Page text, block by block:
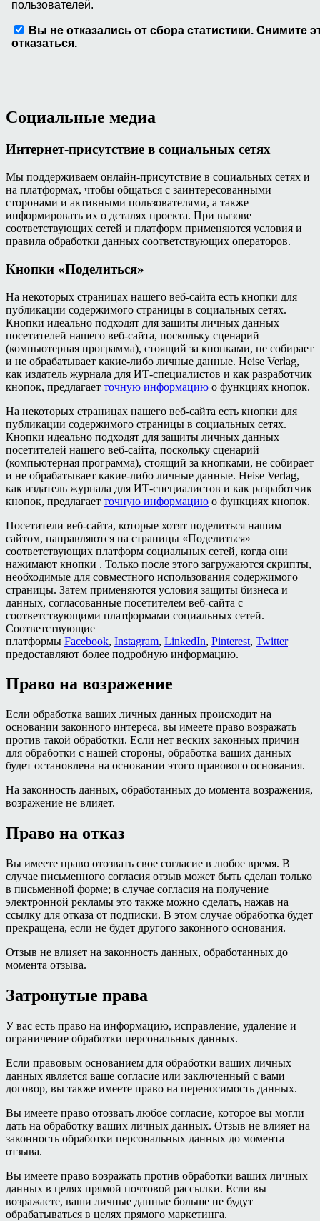
Социальные медиа
Интернет-присутствие в социальных сетях
Мы поддерживаем онлайн-присутствие в социальных сетях и
на платформах, чтобы общаться с заинтересованными
сторонами и активными пользователями, а также
информировать их о деталях проекта. При вызове
соответствующих сетей и платформ применяются условия и
правила обработки данных соответствующих операторов.
Кнопки «Поделиться»
На некоторых страницах нашего веб-сайта есть кнопки для
публикации содержимого страницы в социальных сетях.
Кнопки идеально подходят для защиты личных данных
посетителей нашего веб-сайта, поскольку сценарий
(компьютерная программа), стоящий за кнопками, не собирает
и не обрабатывает какие-либо личные данные. Heise Verlag,
как издатель журнала для ИТ-специалистов и как разработчик
кнопок, предлагает точную информацию о функциях кнопок.
На некоторых страницах нашего веб-сайта есть кнопки для
публикации содержимого страницы в социальных сетях.
Кнопки идеально подходят для защиты личных данных
посетителей нашего веб-сайта, поскольку сценарий
(компьютерная программа), стоящий за кнопками, не собирает
и не обрабатывает какие-либо личные данные. Heise Verlag,
как издатель журнала для ИТ-специалистов и как разработчик
кнопок, предлагает точную информацию о функциях кнопок.
Посетители веб-сайта, которые хотят поделиться нашим
сайтом, направляются на страницы «Поделиться»
соответствующих платформ социальных сетей, когда они
нажимают кнопки . Только после этого загружаются скрипты,
необходимые для совместного использования содержимого
страницы. Затем применяются условия защиты бизнеса и
данных, согласованные посетителем веб-сайта с
соответствующими платформами социальных сетей.
Соответствующие
платформы Facebook, Instagram, LinkedIn, Pinterest, Twitter
предоставляют более подробную информацию.
Право на возражение
Если обработка ваших личных данных происходит на
основании законного интереса, вы имеете право возражать
против такой обработки. Если нет веских законных причин
для обработки с нашей стороны, обработка ваших данных
будет остановлена ​​на основании этого правового основания.
На законность данных, обработанных до момента возражения,
возражение не влияет.
Право на отказ
Вы имеете право отозвать свое согласие в любое время. В
случае письменного согласия отзыв может быть сделан только
в письменной форме; в случае согласия на получение
электронной рекламы это также можно сделать, нажав на
ссылку для отказа от подписки. В этом случае обработка будет
прекращена, если не будет другого законного основания.
Отзыв не влияет на законность данных, обработанных до
момента отзыва.
Затронутые права
У вас есть право на информацию, исправление, удаление и
ограничение обработки персональных данных.
Если правовым основанием для обработки ваших личных
данных является ваше согласие или заключенный с вами
договор, вы также имеете право на переносимость данных.
Вы имеете право отозвать любое согласие, которое вы могли
дать на обработку ваших личных данных. Отзыв не влияет на
законность обработки персональных данных до момента
отзыва.
Вы имеете право возражать против обработки ваших личных
данных в целях прямой почтовой рассылки. Если вы
возражаете, ваши личные данные больше не будут
обрабатываться в целях прямого маркетинга.